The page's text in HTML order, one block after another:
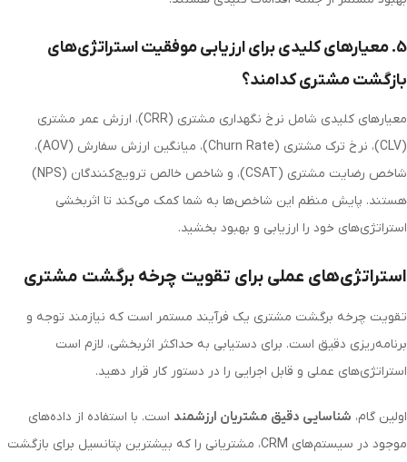
5. معیارهای کلیدی برای ارزیابی موفقیت استراتژی‌های
بازگشت مشتری کدامند؟
معیارهای کلیدی شامل نرخ نگهداری مشتری (CRR)، ارزش عمر مشتری
(
CLV)، نرخ ترک مشتری (Churn Rate)، میانگین ارزش سفارش (AOV)،
شاخص رضایت مشتری (CSAT)، و شاخص خالص ترویج‌کنندگان (NPS
)
هستند. پایش منظم این شاخص‌ها به شما کمک می‌کند تا اثربخشی
استراتژی‌های خود را ارزیابی و بهبود بخشید.
استراتژی‌های عملی برای تقویت چرخه برگشت مشتری
تقویت چرخه برگشت مشتری یک فرآیند مستمر است که نیازمند توجه و
برنامه‌ریزی دقیق است. برای دستیابی به حداکثر اثربخشی، لازم است
استراتژی‌های عملی و قابل اجرایی را در دستور کار قرار دهید.
اولین گام، شناسایی دقیق مشتریان ارزشمند است. با استفاده از داده‌های
موجود در سیستم‌های CRM، مشتریانی را که بیشترین پتانسیل برای بازگشت